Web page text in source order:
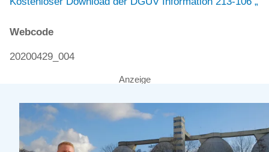
Webcode
20200429_004
Anzeige